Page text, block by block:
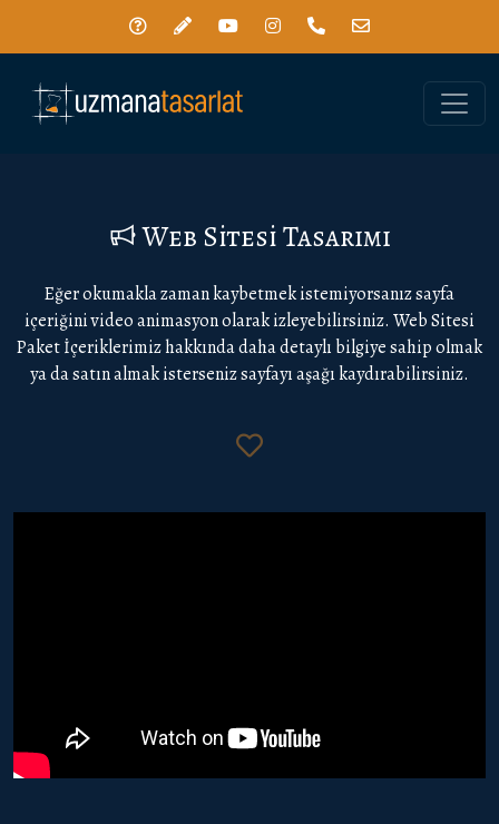
Web Sitesi Tasarımı
Eğer okumakla zaman kaybetmek istemiyorsanız sayfa
içeriğini video animasyon olarak izleyebilirsiniz. Web Sitesi
Paket İçeriklerimiz hakkında daha detaylı bilgiye sahip olmak
ya da satın almak isterseniz sayfayı aşağı kaydırabilirsiniz.